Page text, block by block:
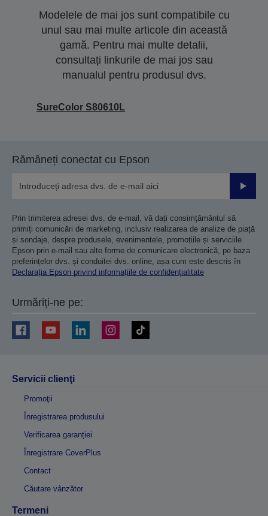
Modelele de mai jos sunt compatibile cu
unul sau mai multe articole din această
gamă. Pentru mai multe detalii,
consultați linkurile de mai jos sau
manualul pentru produsul dvs.
SureColor S80610L
Rămâneți conectat cu Epson
Prin trimiterea adresei dvs. de e-mail, vă dați consimțământul să
primiți comunicări de marketing, inclusiv realizarea de analize de piață
și sondaje, despre produsele, evenimentele, promoțiile și serviciile
Epson prin e-mail sau alte forme de comunicare electronică, pe baza
preferințelor dvs. și conduitei dvs. online, așa cum este descris în
Declarația Epson privind informațiile de confidențialitate
Urmăriți-ne pe:
Servicii clienţi
Promoţii
Înregistrarea produsului
Verificarea garanției
Înregistrare CoverPlus
Contact
Căutare vânzător
Termeni